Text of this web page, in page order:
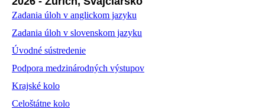
Zadania úloh v anglickom jazyku
Zadania úloh v slovenskom jazyku
Úvodné sústredenie
Podpora medzinárodných výstupov
Krajské kolo
Celoštátne kolo